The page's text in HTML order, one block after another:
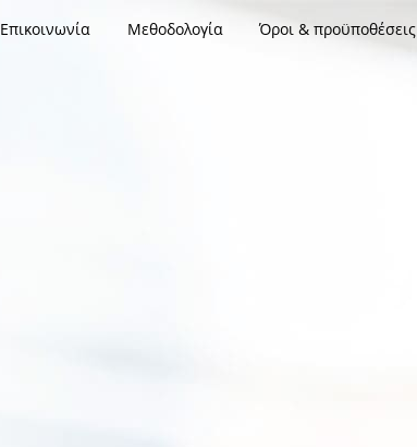
Επικοινωνία Μεθοδολογία Όροι & προϋποθέσεις